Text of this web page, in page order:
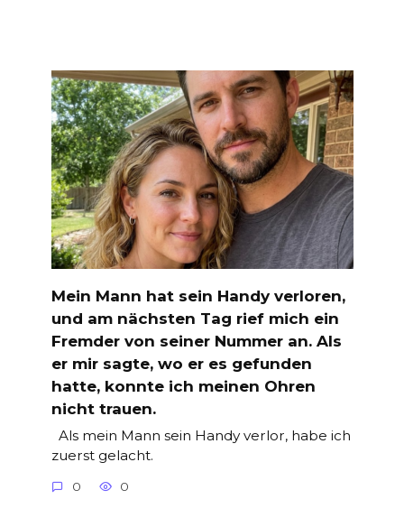
Mein Mann hat sein Handy verloren,
und am nächsten Tag rief mich ein
Fremder von seiner Nummer an. Als
er mir sagte, wo er es gefunden
hatte, konnte ich meinen Ohren
nicht trauen.
Als mein Mann sein Handy verlor, habe ich
zuerst gelacht.
0 0